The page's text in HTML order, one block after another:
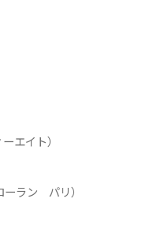
エイト）
ーラン パリ）